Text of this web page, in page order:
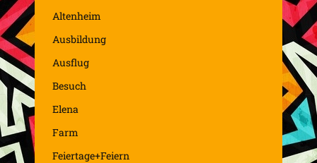
Altenheim
Ausbildung
Ausflug
Besuch
Elena
Farm
Feiertage+Feiern